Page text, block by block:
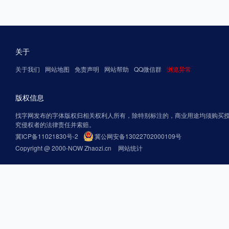
关于
关于我们 网站地图 免责声明 网站帮助 QQ微信群 浏览异常
版权信息
找字网发布的字体版权归相关权利人所有，除特别标注的，商业用途均须购买
究侵权者的法律责任并索赔。
冀ICP备11021830号-2
冀公网安备13022702000109号
Copyright @ 2000-NOW Zhaozi.cn
网站统计